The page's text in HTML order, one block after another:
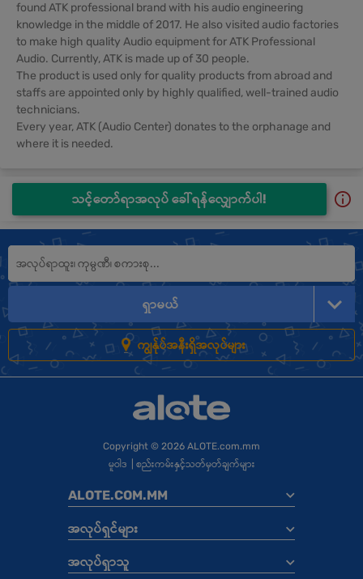
found ATK professional brand with his audio engineering
knowledge in the middle of 2017. He also visited audio factories
to make high quality Audio equipment for ATK Professional
Audio. Currently, ATK is made up of 30 people.
The product is used only for quality products from abroad and
staffs are appointed only by highly qualified, well-trained audio
technicians.
Every year, ATK (Audio Center) donates to the orphanage and
where it is needed.
သင့်တော်ရာအလုပ် ခေါ်ရန်လျှောက်ပါ!
ရှာမယ်
ကျွန်ုပ်အနီးရှိအလုပ်များ
Copyright © 2026 ALOTE.com.mm
မူဝါဒ
စည်းကမ်းနှင့်သတ်မှတ်ချက်များ
ALOTE.COM.MM
အလုပ်ရှင်များ
အလုပ်ရှာသူ